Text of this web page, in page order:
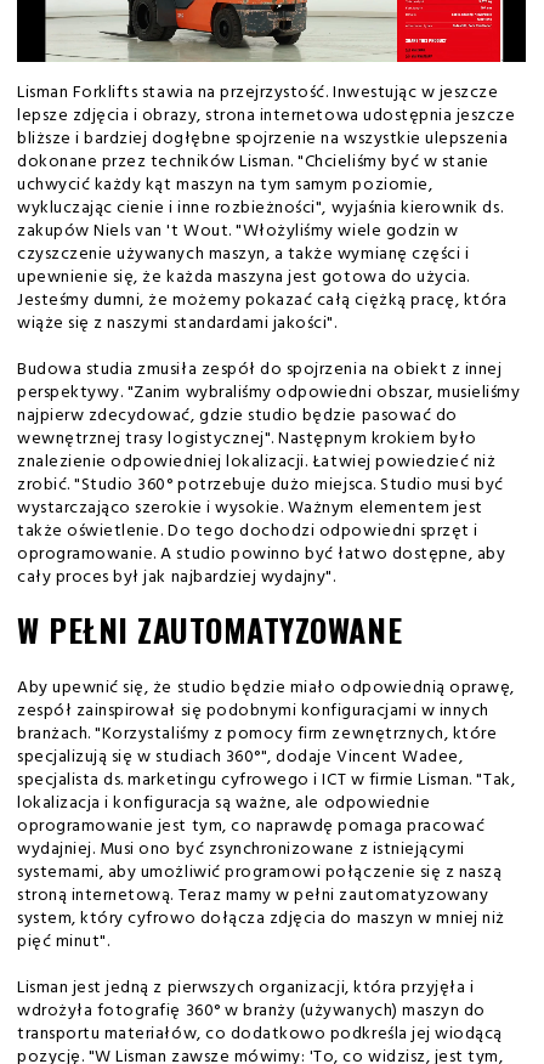
Lisman Forklifts stawia na przejrzystość. Inwestując w jeszcze
lepsze zdjęcia i obrazy, strona internetowa udostępnia jeszcze
bliższe i bardziej dogłębne spojrzenie na wszystkie ulepszenia
dokonane przez techników Lisman. "Chcieliśmy być w stanie
uchwycić każdy kąt maszyn na tym samym poziomie,
wykluczając cienie i inne rozbieżności", wyjaśnia kierownik ds.
zakupów Niels van 't Wout. "Włożyliśmy wiele godzin w
czyszczenie używanych maszyn, a także wymianę części i
upewnienie się, że każda maszyna jest gotowa do użycia.
Jesteśmy dumni, że możemy pokazać całą ciężką pracę, która
wiąże się z naszymi standardami jakości".
Budowa studia zmusiła zespół do spojrzenia na obiekt z innej
perspektywy. "Zanim wybraliśmy odpowiedni obszar, musieliśmy
najpierw zdecydować, gdzie studio będzie pasować do
wewnętrznej trasy logistycznej". Następnym krokiem było
znalezienie odpowiedniej lokalizacji. Łatwiej powiedzieć niż
zrobić. "Studio 360° potrzebuje dużo miejsca. Studio musi być
wystarczająco szerokie i wysokie. Ważnym elementem jest
także oświetlenie. Do tego dochodzi odpowiedni sprzęt i
oprogramowanie. A studio powinno być łatwo dostępne, aby
cały proces był jak najbardziej wydajny".
W PEŁNI ZAUTOMATYZOWANE
Aby upewnić się, że studio będzie miało odpowiednią oprawę,
zespół zainspirował się podobnymi konfiguracjami w innych
branżach. "Korzystaliśmy z pomocy firm zewnętrznych, które
specjalizują się w studiach 360°", dodaje Vincent Wadee,
specjalista ds. marketingu cyfrowego i ICT w firmie Lisman. "Tak,
lokalizacja i konfiguracja są ważne, ale odpowiednie
oprogramowanie jest tym, co naprawdę pomaga pracować
wydajniej. Musi ono być zsynchronizowane z istniejącymi
systemami, aby umożliwić programowi połączenie się z naszą
stroną internetową. Teraz mamy w pełni zautomatyzowany
system, który cyfrowo dołącza zdjęcia do maszyn w mniej niż
pięć minut".
Lisman jest jedną z pierwszych organizacji, która przyjęła i
wdrożyła fotografię 360° w branży (używanych) maszyn do
transportu materiałów, co dodatkowo podkreśla jej wiodącą
pozycję. "W Lisman zawsze mówimy: 'To, co widzisz, jest tym,